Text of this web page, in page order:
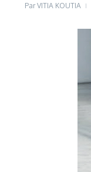
ParVITIA KOUTIA